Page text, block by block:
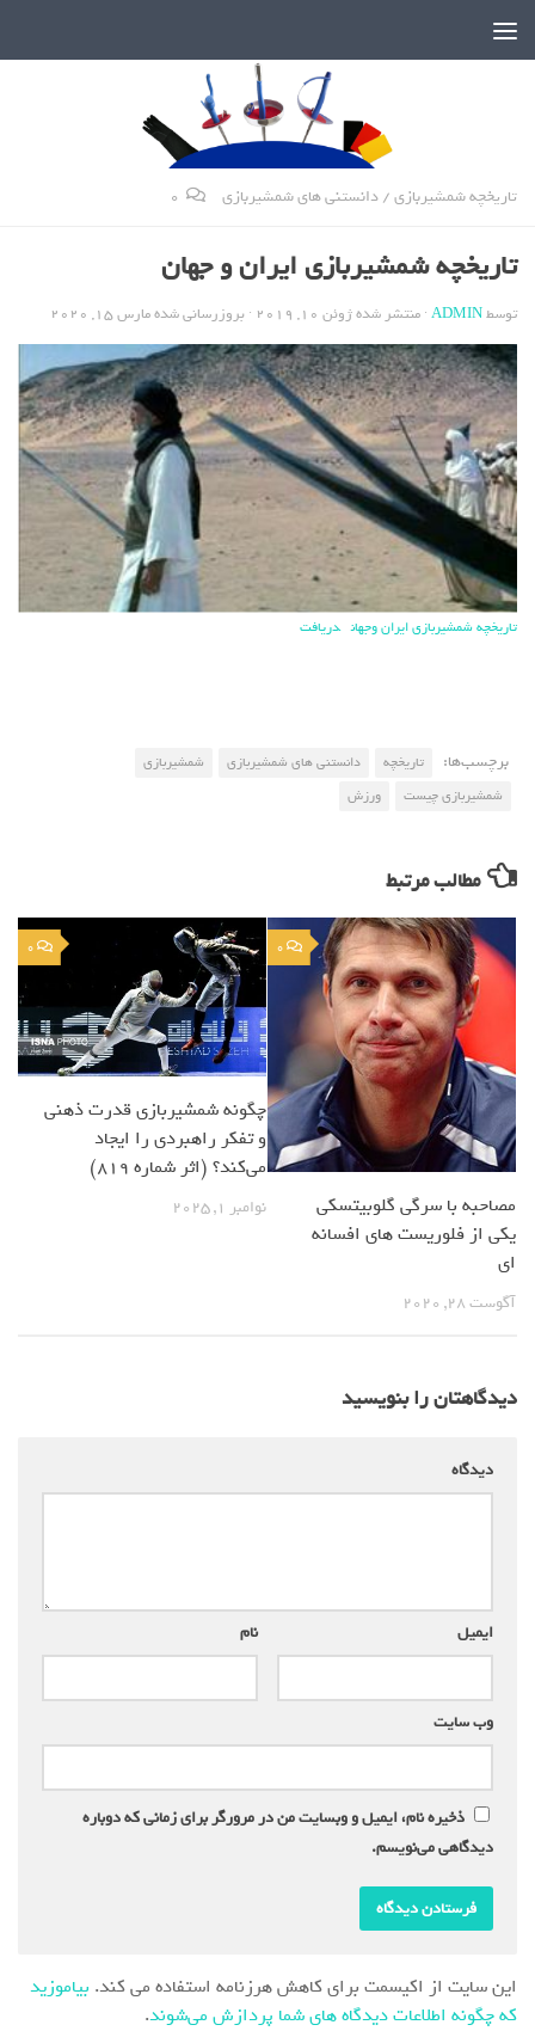
تاریخچه شمشیربازی/دانستنی های شمشیربازی 0
تاریخچه شمشیربازی ایران و جهان
توسطADMIN · منتشر شدهژوئن 10, 2019 · بروزرسانی شدهمارس 15, 2020
تاریخچه شمشیربازی ایران وجهان دریافت
برچسب‌ها: تاریخچه دانستنی های شمشیربازی
شمشیربازی
شمشیربازی چیست
ورزش
مطالب مرتبط
0
مصاحبه با سرگی گلوبیتسکی
یکی از فلوریست های افسانه
ای
آگوست 28, 2020
0
چگونه شمشیربازی قدرت ذهنی
و تفکر راهبردی را ایجاد
می‌کند؟ (اثر شماره 819)
نوامبر 1, 2025
دیدگاهتان را بنویسید
دیدگاه
نام ایمیل
وب‌ سایت
ذخیره نام، ایمیل و وبسایت من در مرورگر برای زمانی که دوباره
دیدگاهی می‌نویسم.
این سایت از اکیسمت برای کاهش هرزنامه استفاده می کند. بیاموزید
که چگونه اطلاعات دیدگاه های شما پردازش می‌شوند.